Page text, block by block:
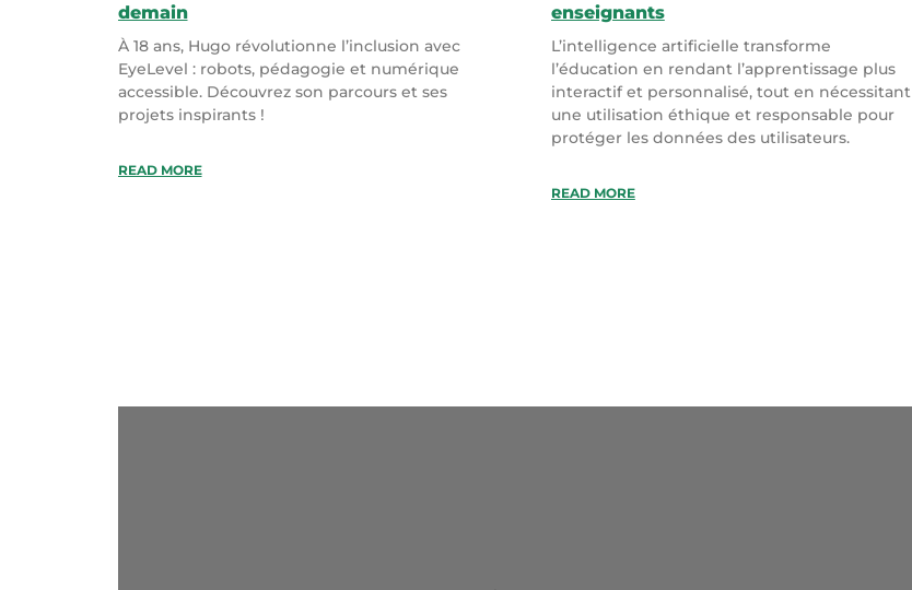
demain
À 18 ans, Hugo révolutionne l’inclusion avec
EyeLevel : robots, pédagogie et numérique
accessible. Découvrez son parcours et ses
projets inspirants !
READ MORE
enseignants
L’intelligence artificielle transforme
l’éducation en rendant l’apprentissage plus
interactif et personnalisé, tout en nécessitant
une utilisation éthique et responsable pour
protéger les données des utilisateurs.
READ MORE